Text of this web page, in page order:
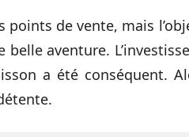
points de vente, mais
aventure.
a été conséquent.